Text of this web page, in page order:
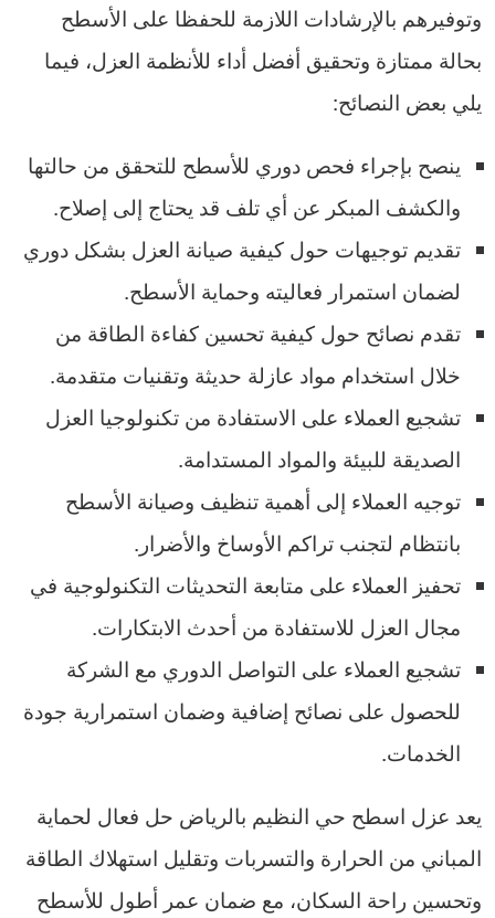
وتوفيرهم بالإرشادات اللازمة للحفظا على الأسطح
بحالة ممتازة وتحقيق أفضل أداء للأنظمة العزل، فيما
يلي بعض النصائح:
ينصح بإجراء فحص دوري للأسطح للتحقق من حالتها
والكشف المبكر عن أي تلف قد يحتاج إلى إصلاح.
تقديم توجيهات حول كيفية صيانة العزل بشكل دوري
لضمان استمرار فعاليته وحماية الأسطح.
تقدم نصائح حول كيفية تحسين كفاءة الطاقة من
خلال استخدام مواد عازلة حديثة وتقنيات متقدمة.
تشجيع العملاء على الاستفادة من تكنولوجيا العزل
الصديقة للبيئة والمواد المستدامة.
توجيه العملاء إلى أهمية تنظيف وصيانة الأسطح
بانتظام لتجنب تراكم الأوساخ والأضرار.
تحفيز العملاء على متابعة التحديثات التكنولوجية في
مجال العزل للاستفادة من أحدث الابتكارات.
تشجيع العملاء على التواصل الدوري مع الشركة
للحصول على نصائح إضافية وضمان استمرارية جودة
الخدمات.
يعد عزل اسطح حي النظيم بالرياض حل فعال لحماية
المباني من الحرارة والتسربات وتقليل استهلاك الطاقة
وتحسين راحة السكان، مع ضمان عمر أطول للأسطح